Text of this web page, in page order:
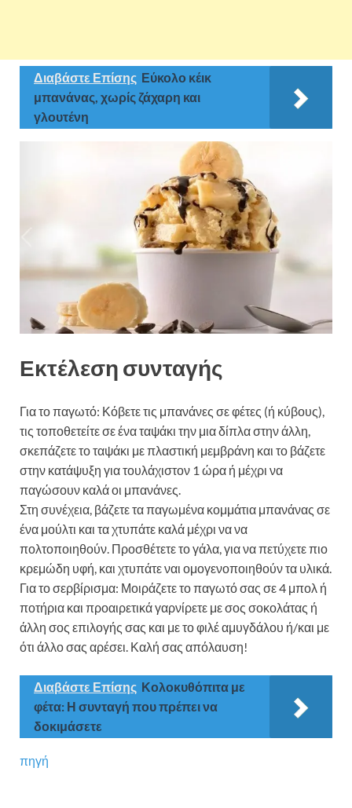
Διαβάστε Επίσης Εύκολο κέικ
μπανάνας, χωρίς ζάχαρη και
γλουτένη
Εκτέλεση συνταγής
Για το παγωτό: Κόβετε τις μπανάνες σε φέτες (ή κύβους),
τις τοποθετείτε σε ένα ταψάκι την μια δίπλα στην άλλη,
σκεπάζετε το ταψάκι με πλαστική μεμβράνη και το βάζετε
στην κατάψυξη για τουλάχιστον 1 ώρα ή μέχρι να
παγώσουν καλά οι μπανάνες.
Στη συνέχεια, βάζετε τα παγωμένα κομμάτια μπανάνας σε
ένα μούλτι και τα χτυπάτε καλά μέχρι να να
πολτοποιηθούν. Προσθέτετε το γάλα, για να πετύχετε πιο
κρεμώδη υφή, και χτυπάτε ναι ομογενοποιηθούν τα υλικά.
Για το σερβίρισμα: Μοιράζετε το παγωτό σας σε 4 μπολ ή
ποτήρια και προαιρετικά γαρνίρετε με σος σοκολάτας ή
άλλη σος επιλογής σας και με το φιλέ αμυγδάλου ή/και με
ότι άλλο σας αρέσει. Καλή σας απόλαυση!
Διαβάστε Επίσης Κολοκυθόπιτα με
φέτα: Η συνταγή που πρέπει να
δοκιμάσετε
πηγή